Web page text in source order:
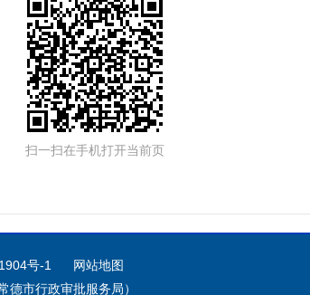
扫一扫在手机打开当前页
号-1
网站地图
市行政审批服务局）